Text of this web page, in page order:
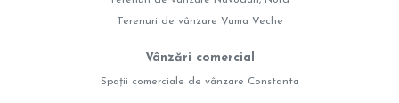
Terenuri de vânzare Vama Veche
Vânzări comercial
Spații comerciale de vânzare Constanta